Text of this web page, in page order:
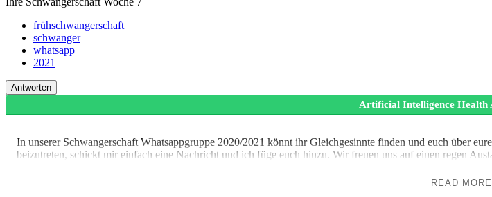
frühschwangerschaft
schwanger
whatsapp
2021
Artificial Intelligence Health
In unserer Schwangerschaft Whatsappgruppe 2020/2021 könnt ihr Gleichgesinnte finden und euch über
beizutreten, schickt mir einfach eine Nachricht und ich füge euch hinzu. Wir freuen uns auf einen regen
READ MORE